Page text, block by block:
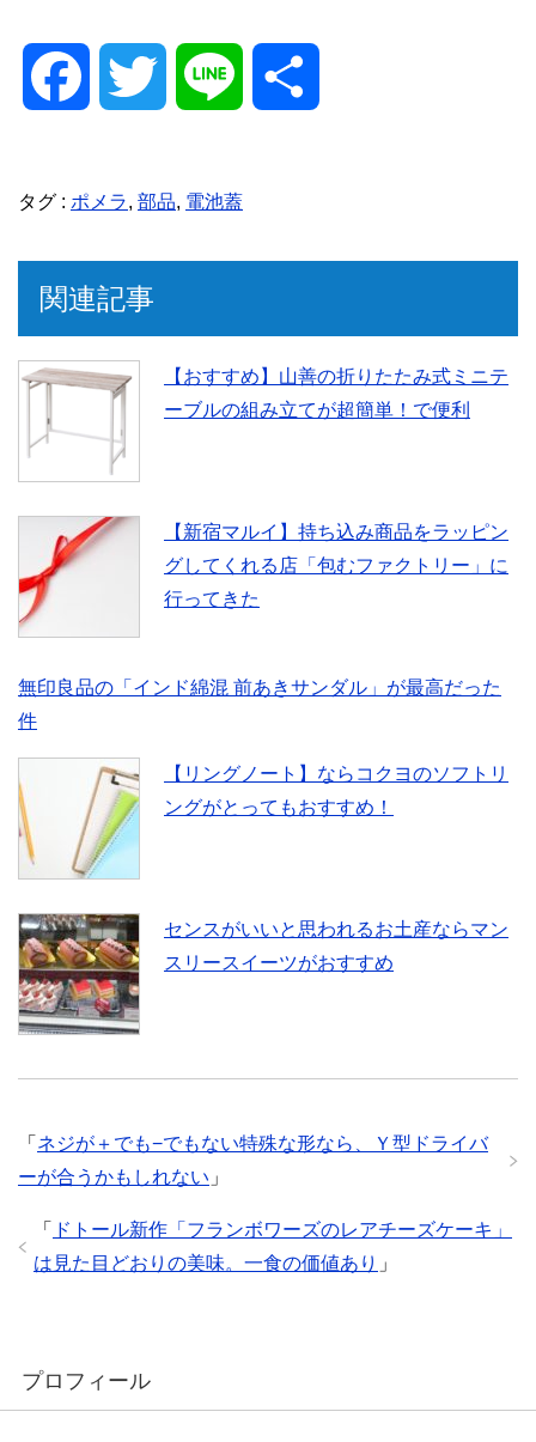
c
o
k
i
e
タグ : ポメラ, 部品, 電池蓋
関連記事
【おすすめ】山善の折りたたみ式ミニテ
ーブルの組み立てが超簡単！で便利
【新宿マルイ】持ち込み商品をラッピン
グしてくれる店「包むファクトリー」に
行ってきた
無印良品の「インド綿混 前あきサンダル」が最高だった
件
【リングノート】ならコクヨのソフトリ
ングがとってもおすすめ！
センスがいいと思われるお土産ならマン
スリースイーツがおすすめ
「 ネジが＋でも−でもない特殊な形なら、Ｙ型ドライバ
ーが合うかもしれない 」
「
ドトール新作「フランボワーズのレアチーズケーキ」
は見た目どおりの美味。一食の価値あり 」
プロフィール